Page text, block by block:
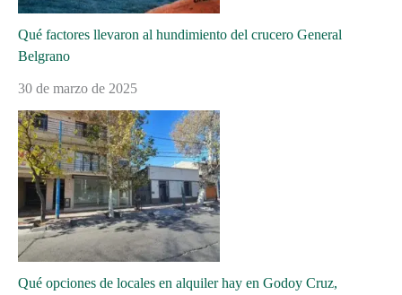
Qué factores llevaron al hundimiento del crucero General
Belgrano
30 de marzo de 2025
Qué opciones de locales en alquiler hay en Godoy Cruz,